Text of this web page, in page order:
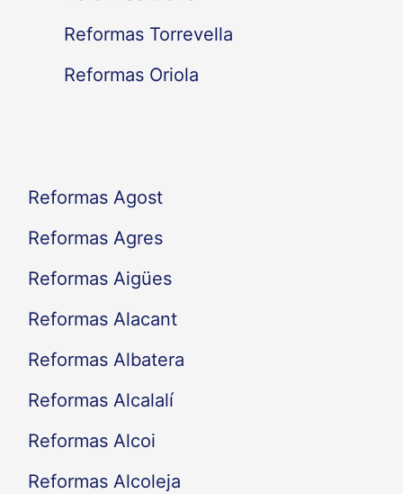
Reformas Torrevella
Reformas Oriola
Reformas Agost
Reformas Agres
Reformas Aigües
Reformas Alacant
Reformas Albatera
Reformas Alcalalí
Reformas Alcoi
Reformas Alcoleja